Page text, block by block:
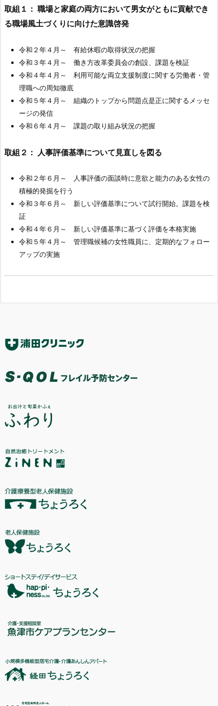
取組１： 職場と家庭の両方において男女がともに貢献でき
る職場風土づくりに向けた意識啓発
令和２年４月～ 有給休暇の取得状況の把握
令和３年４月～ 働き方改革委員会の創設、課題を検証
令和４年４月～ 利用可能な両立支援制度に関する労働者・管
理職への周知徹底
令和５年４月～ 組織のトップから問題点是正に関するメッセ
ージの発信
令和６年４月～ 課題の取り組み状況の把握
取組２： 人事評価基準について見直しを図る
令和２年６月～ 人事評価の面談時に意欲と能力のある女性の
積極的発掘を行う
令和３年６月～ 新しい評価基準について試行開始。課題を検
証
令和４年６月～ 新しい評価基準に基づく評価を本格実施
令和５年４月～ 管理職候補の女性職員に、定期的なフォロー
アップの実施